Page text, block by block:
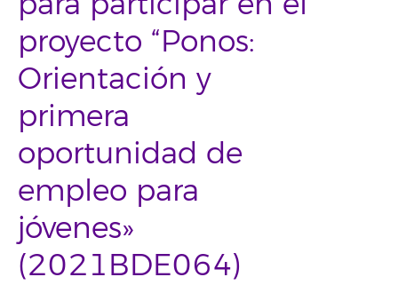
proyecto “Ponos:
Orientación y
primera
oportunidad de
empleo para
jóvenes»
(2021BDE064)